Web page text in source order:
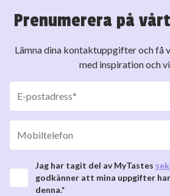
Prenumerera på
Lämna dina kontaktuppgifter och få
med inspiration och
Jag har tagit del av MyTastes
godkänner att mina uppgifter
denna.*